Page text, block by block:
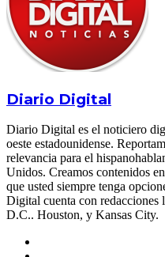
Diario Digital
Diario Digital es el noticiero
oeste estadounidense.
relevancia para el
Unidos. Creamos contenidos
que usted siempre tenga
Digital cuenta con redacciones
D.C.. Houston, y Kansas City.